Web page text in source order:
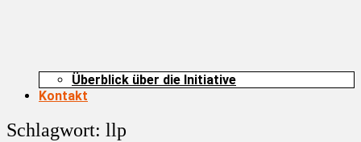
Überblick über die Initiative
Kontakt
Schlagwort: llp